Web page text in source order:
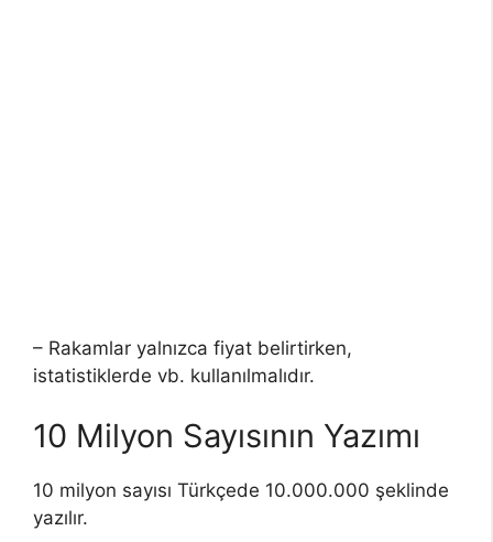
– Rakamlar yalnızca fiyat belirtirken,
istatistiklerde vb. kullanılmalıdır.
10 Milyon Sayısının Yazımı
10 milyon sayısı Türkçede 10.000.000 şeklinde
yazılır.